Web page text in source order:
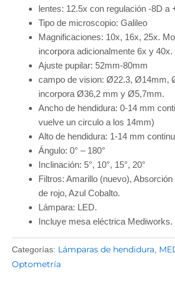
lentes: 12.5x con regulación -8D a
Tipo de microscopio: Galileo
Magnificaciones: 10x, 16x, 25x.
incorpora adicionalmente 6x y 40x.
Ajuste pupilar: 52mm-80mm
campo de vision: Ø22.3, Ø14mm,
incorpora Ø36,2 mm y Ø5,7mm.
Ancho de hendidura: 0-14 mm
vuelve un circulo a los 14mm)
Alto de hendidura: 1-14 mm
Ángulo: 0° – 180°
Inclinación: 5°, 10°, 15°, 20°
Filtros: Amarillo (nuevo),
de rojo, Azul Cobalto.
Lámpara: LED.
Incluye mesa eléctrica Mediworks.
Categorías: Lámparas de hendidura
Optometría